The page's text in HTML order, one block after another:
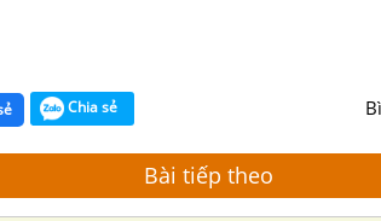
Chia sẻ
Bài tiếp theo